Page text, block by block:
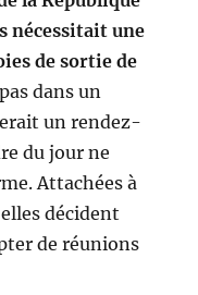
nécessitait une
de sortie de
dans un
un rendez-
du jour ne
Attachées à
décident
de réunions